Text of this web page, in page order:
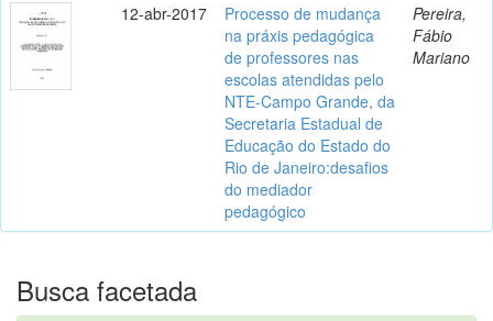
12-abr-2017
Processo de mudança
na práxis pedagógica
de professores nas
escolas atendidas pelo
NTE-Campo Grande, da
Secretaria Estadual de
Educação do Estado do
Rio de Janeiro:desafios
do mediador
pedagógico
Pereira,
Fábio
Mariano
Busca facetada